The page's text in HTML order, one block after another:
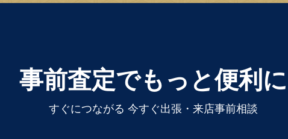
事前査定でもっと便利に
すぐにつながる 今すぐ出張・来店事前相談